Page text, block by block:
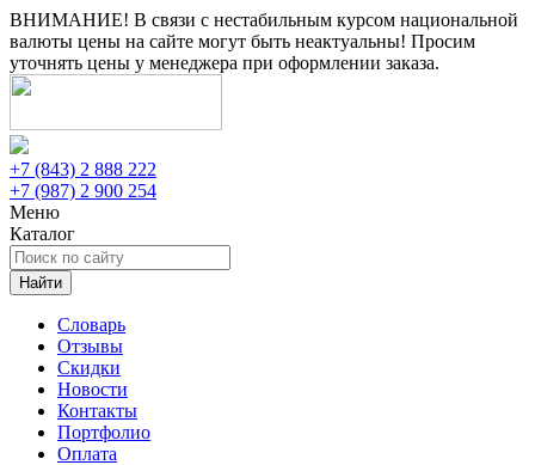
ВНИМАНИЕ! В связи с нестабильным курсом национальной
валюты цены на сайте могут быть неактуальны! Просим
уточнять цены у менеджера при оформлении заказа.
+7 (843) 2 888 222
+7 (987) 2 900 254
Меню
Каталог
Найти
Словарь
Отзывы
Скидки
Новости
Контакты
Портфолио
Оплата